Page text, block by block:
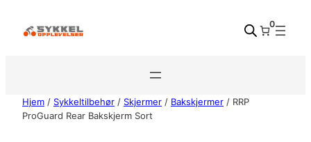
0
Hjem / Sykkeltilbehør / Skjermer / Bakskjermer / RRP
ProGuard Rear Bakskjerm Sort